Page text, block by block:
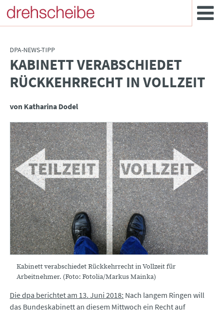
DPA-NEWS-TIPP
:KABINETT VERABSCHIEDET
RÜCKKEHRRECHT IN VOLLZEIT
von Katharina Dodel
Kabinett verabschiedet Rückkehrrecht in Vollzeit für
Arbeitnehmer. (Foto: Fotolia/Markus Mainka)
Die dpa berichtet am 13. Juni 2018: Nach langem Ringen will
das Bundeskabinett an diesem Mittwoch ein Recht auf